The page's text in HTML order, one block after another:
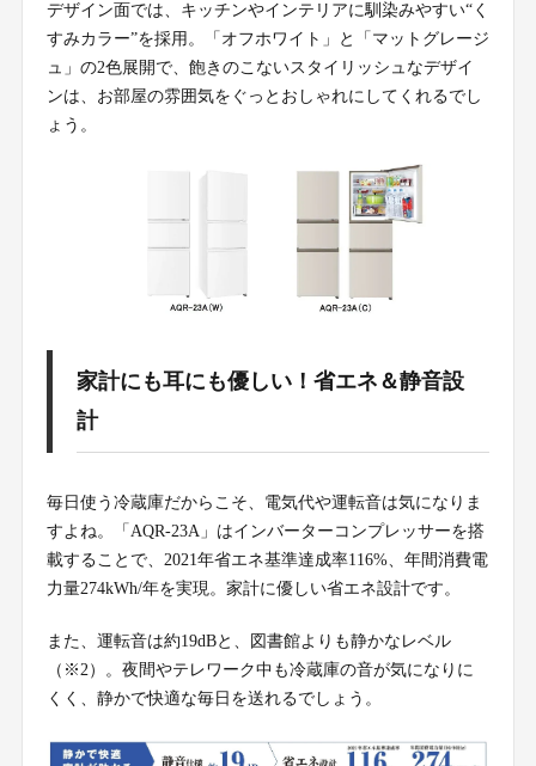
デザイン面では、キッチンやインテリアに馴染みやすい“く
すみカラー”を採用。「オフホワイト」と「マットグレージ
ュ」の2色展開で、飽きのこないスタイリッシュなデザイ
ンは、お部屋の雰囲気をぐっとおしゃれにしてくれるでし
ょう。
家計にも耳にも優しい！省エネ＆静音設
計
毎日使う冷蔵庫だからこそ、電気代や運転音は気になりま
すよね。「AQR-23A」はインバーターコンプレッサーを搭
載することで、2021年省エネ基準達成率116%、年間消費電
力量274kWh/年を実現。家計に優しい省エネ設計です。
また、運転音は約19dBと、図書館よりも静かなレベル
（※2）。夜間やテレワーク中も冷蔵庫の音が気になりに
くく、静かで快適な毎日を送れるでしょう。